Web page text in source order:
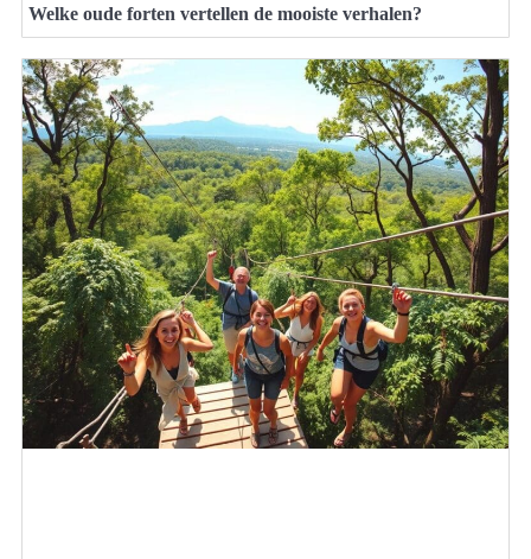
Welke oude forten vertellen de mooiste verhalen?